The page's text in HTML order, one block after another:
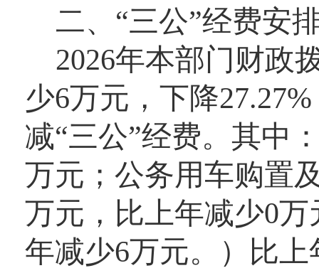
二、“三公”经费安
2026年本部门财政
少6万元，下降27.27
减“三公”经费。其中
万元；公务用车购置
万元，比上年减少0万
年减少6万元。）比上